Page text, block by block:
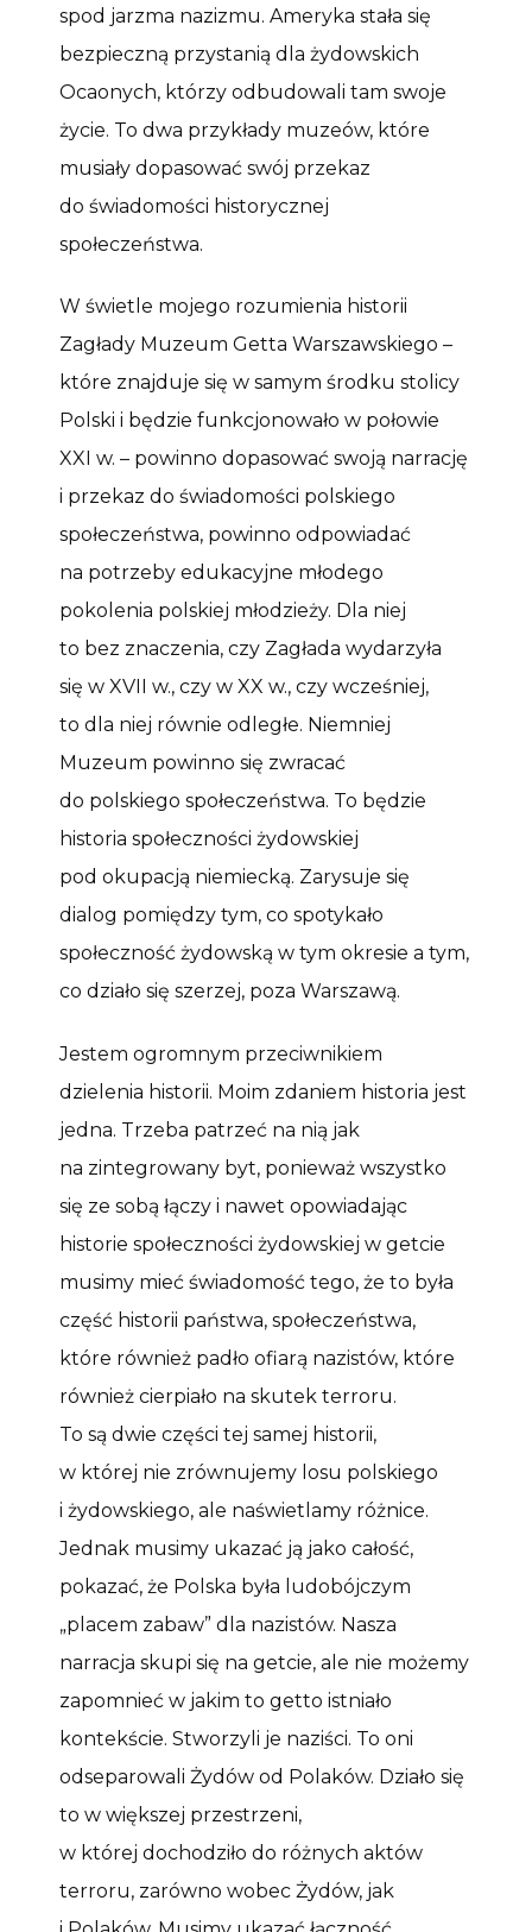
spod jarzma nazizmu. Ameryka stała się
bezpieczną przystanią dla żydowskich
Ocaonych, którzy odbudowali tam swoje
życie. To dwa przykłady muzeów, które
musiały dopasować swój przekaz
do świadomości historycznej
społeczeństwa.
W świetle mojego rozumienia historii
Zagłady Muzeum Getta Warszawskiego –
które znajduje się w samym środku stolicy
Polski i będzie funkcjonowało w połowie
XXI w. – powinno dopasować swoją narrację
i przekaz do świadomości polskiego
społeczeństwa, powinno odpowiadać
na potrzeby edukacyjne młodego
pokolenia polskiej młodzieży. Dla niej
to bez znaczenia, czy Zagłada wydarzyła
się w XVII w., czy w XX w., czy wcześniej,
to dla niej równie odległe. Niemniej
Muzeum powinno się zwracać
do polskiego społeczeństwa. To będzie
historia społeczności żydowskiej
pod okupacją niemiecką. Zarysuje się
dialog pomiędzy tym, co spotykało
społeczność żydowską w tym okresie a tym,
co działo się szerzej, poza Warszawą.
Jestem ogromnym przeciwnikiem
dzielenia historii. Moim zdaniem historia jest
jedna. Trzeba patrzeć na nią jak
na zintegrowany byt, ponieważ wszystko
się ze sobą łączy i nawet opowiadając
historie społeczności żydowskiej w getcie
musimy mieć świadomość tego, że to była
część historii państwa, społeczeństwa,
które również padło ofiarą nazistów, które
również cierpiało na skutek terroru.
To są dwie części tej samej historii,
w której nie zrównujemy losu polskiego
i żydowskiego, ale naświetlamy różnice.
Jednak musimy ukazać ją jako całość,
pokazać, że Polska była ludobójczym
„placem zabaw” dla nazistów. Nasza
narracja skupi się na getcie, ale nie możemy
zapomnieć w jakim to getto istniało
kontekście. Stworzyli je naziści. To oni
odseparowali Żydów od Polaków. Działo się
to w większej przestrzeni,
w której dochodziło do różnych aktów
terroru, zarówno wobec Żydów, jak